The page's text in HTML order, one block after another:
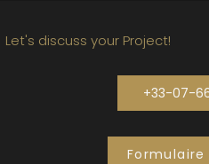
Let's discuss your Project!
+33-07-